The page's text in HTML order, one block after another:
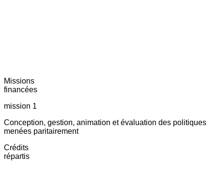
Missions
financées
mission 1
Conception, gestion, animation et évaluation des politiques
menées paritairement
Crédits
répartis